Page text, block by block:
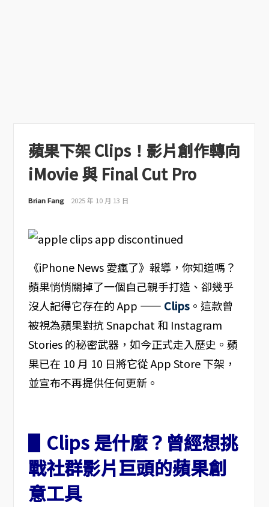
蘋果下架 Clips！影片創作轉向
iMovie 與 Final Cut Pro
Brian Fang 2025 年 10 月 13 日
《iPhone News 愛瘋了》報導，你知道嗎？
蘋果悄悄關掉了一個自己親手打造、卻幾乎
沒人記得它存在的 App —— Clips。這款曾
被視為蘋果對抗 Snapchat 和 Instagram
Stories 的秘密武器，如今正式走入歷史。蘋
果已在 10 月 10 日將它從 App Store 下架，
並宣布不再提供任何更新。
▋Clips 是什麼？曾經想挑
戰社群影片巨頭的蘋果創
意工具